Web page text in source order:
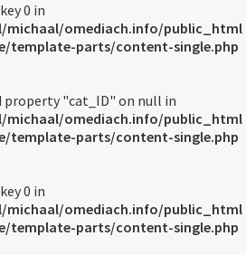
0 in
michaal/omediach.info/public_html
template-parts/content-single.php
"cat_ID" on null in
michaal/omediach.info/public_html
template-parts/content-single.php
0 in
michaal/omediach.info/public_html
template-parts/content-single.php